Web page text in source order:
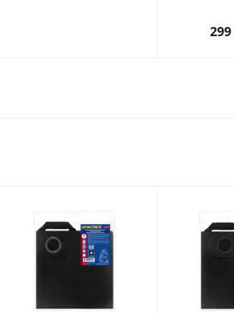
299